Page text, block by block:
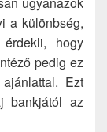
a különbség,
hogy
pedig ez
Ezt
bankjától az